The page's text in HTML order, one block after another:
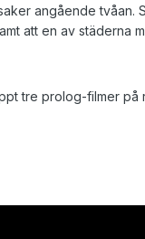
angående tvåan.
att en av städerna
tre prolog-filmer